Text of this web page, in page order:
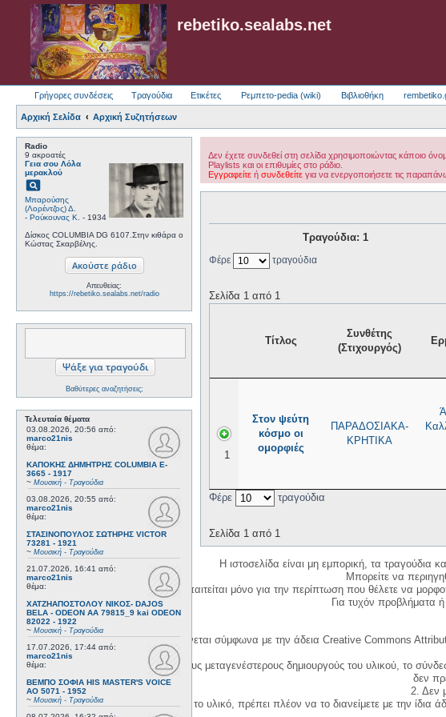
rebetiko.sealabs.net
Γρήγορες συνδέσεις Τραγούδια Ετικέτες Ρεμπετο-pedia (wiki) Βιβλιοθήκη
Αρχική Σελίδα Αρχική Συζητήσεων
Radio
9 ακροατές
Γεια σου Λόλα
μερακλού
pageview
Μπαρούσης
(Λορέντζος) Δ.
- Ρούκουνας Κ.
- 1934
Δίσκος COLUMBIA DG 6107.Στην κιθάρα ο
Κώστας Σκαρβέλης.
Απευθείας:
https://rebetiko.sealabs.net/radio
Βαθύτερες αναζητήσεις;
Τελευταία θέματα
03.08.2026, 20:56 από:
marco21nis
θέμα:
ΚΑΠΟΚΗΣ ΔΗΜΗΤΡΗΣ COLUMBIA E-
3665 - 1917
~ Μουσική - Τραγούδια
03.08.2026, 20:55 από:
marco21nis
θέμα:
ΣΤΑΣΙΝΟΠΟΥΛΟΣ ΣΩΤΗΡΗΣ VICTOR
73281 - 1921
~ Μουσική - Τραγούδια
21.07.2026, 16:41 από:
marco21nis
θέμα:
ΧΑΤΖΗΑΠΟΣΤΟΛΟΥ ΝΙΚΟΣ- DAJOS
BELA - ODEON AA 79815_9 kai ODEON
82022 - 1922
~ Μουσική - Τραγούδια
17.07.2026, 17:44 από:
marco21nis
θέμα:
ΒΕΜΠΟ ΣΟΦΙΑ HIS MASTER'S VOICE
AO 5071 - 1952
~ Μουσική - Τραγούδια
Δεν έχετε συνδεθεί στη σελίδα χρησιμοποιώντας κάποιο
Playlists και οι επιθυμίες στο ράδιο.
Εγγραφείτε ή συνδεθείτε για να ενεργοποιήσετε τις
Τραγούδια: 1
Φέρε τραγούδια
Σελίδα 1 από 1
Τίτλος
Συνθέτης
(Στιχουργός)
1
Στον ψεύτη
κόσμο οι
ομορφιές
ΠΑΡΑΔΟΣΙΑΚΑ-
ΚΡΗΤΙΚΑ
Φέρε τραγούδια
Σελίδα 1 από 1
Η ιστοσελίδα είναι μη εμπορική, τα τραγούδια
Μπορείτε να
Η δημιουργία λογαριασμού απαιτείται μόνο για την περίπτωση που θέλετε να
Για τυχόν προβλήματα ή
Η χρήση του υλικού της σελίδας γίνεται σύμφωνα με την άδεια Creative Commons
1. Να αναφέρετε τον αρχικό και τους μεταγενέστερους δημιουργούς του υλικού, το
δεν
2. Δεν
3. Αν διασκευάσετε με κάθε τρόπο το υλικό, πρέπει πλέον να το διανείμετε με την